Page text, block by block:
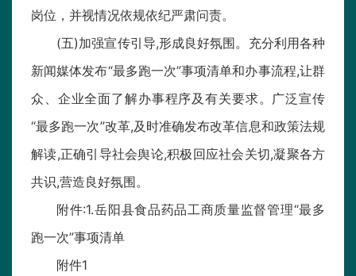
岗位，并视情况依规依纪严肃问责。
(五)加强宣传引导,形成良好氛围。充分利用各种
新闻媒体发布“最多跑一次”事项清单和办事流程,让群
众、企业全面了解办事程序及有关要求。广泛宣传
“最多跑一次”改革,及时准确发布改革信息和政策法规
解读,正确引导社会舆论,积极回应社会关切,凝聚各方
共识,营造良好氛围。
附件:1.岳阳县食品药品工商质量监督管理“最多
跑一次”事项清单
附件1